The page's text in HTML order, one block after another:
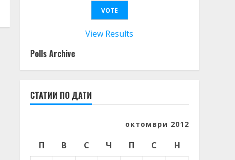
View Results
Polls Archive
СТАТИИ ПО ДАТИ
октомври 2012
П В С Ч П С
Н